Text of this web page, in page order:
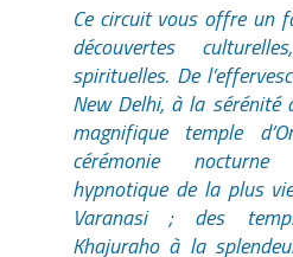
Ce circuit vous offre un
découvertes
spirituelles. De
New Delhi, à la sérénité
magnifique temple
cérémonie
hypnotique de la plus
Varanasi ; des
Khajuraho à la